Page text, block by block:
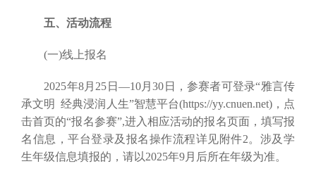
五、活动流程
(一)线上报名
2025年8月25日—10月30日，参赛者可登录“雅言传
承文明 经典浸润人生”智慧平台(https://yy.cnuen.net)，点
击首页的“报名参赛”,进入相应活动的报名页面，填写报
名信息，平台登录及报名操作流程详见附件2。涉及学
生年级信息填报的，请以2025年9月后所在年级为准。